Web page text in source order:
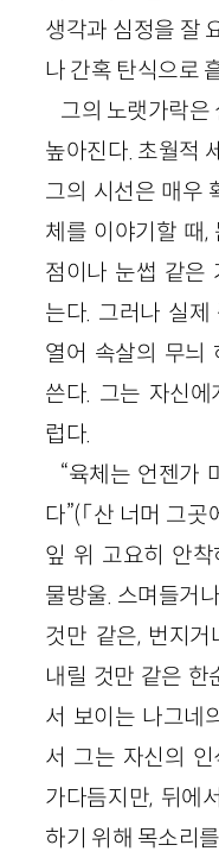
생각과 심정을 잘
나 간혹 탄식으로
그의 노랫가락은
높아진다. 초월적
그의 시선은 매우
체를 이야기할 때,
점이나 눈썹 같은
는다. 그러나 실
열어 속살의 무늬
쓴다. 그는 자신
럽다.
“육체는 언젠가
다”(「산 너머 그
잎 위 고요히 안
물방울. 스며들거
것만 같은, 번지
내릴 것만 같은 한
서 보이는 나그네
서 그는 자신의
가다듬지만, 뒤에
하기 위해 목소리